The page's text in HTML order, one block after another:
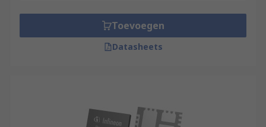
Toevoegen
Datasheets